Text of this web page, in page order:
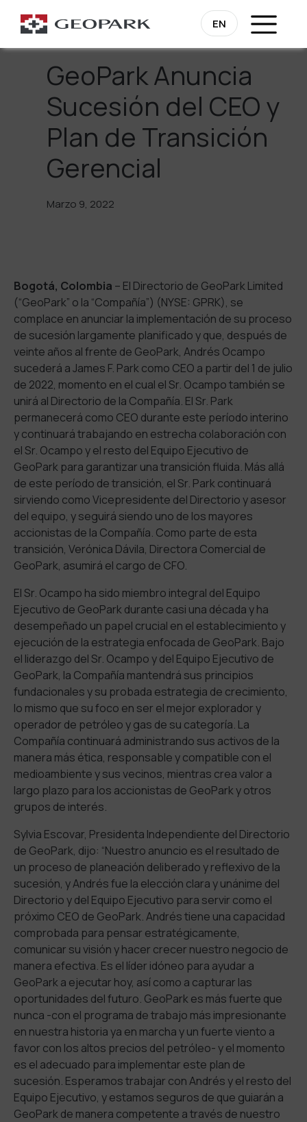
EN
Regresa
GeoPark Anuncia
Sucesión del CEO y
Plan de Transición
Gerencial
Marzo 9, 2022
Bogotá, Colombia – El Directorio de GeoPark Limited
(“GeoPark” o la “Compañía”) (NYSE: GPRK), se
complace en anunciar la implementación de su proceso
de sucesión largamente planificado y que, después de
veinte años al frente de GeoPark, Andrés Ocampo
sucederá a James F. Park como CEO a partir del 1 de julio
de 2022, momento en el cual el Sr. Ocampo también se
unirá al Directorio de la Compañía. El Sr. Park
permanecerá como CEO durante este período interino
y continuará trabajando en estrecha colaboración con
el Sr. Ocampo y el resto del Equipo Ejecutivo de
GeoPark para garantizar una transición fluida. Más allá
de este período de transición, el Sr. Park continuará
sirviendo como Vicepresidente del Directorio y asesor
del equipo, y seguirá siendo uno de los mayores
accionistas de la Compañía. Como parte de esta
transición, Verónica Dávila, Directora Comercial de
GeoPark, asumirá el cargo de CFO.
El Sr. Ocampo ha sido miembro integral del Equipo
Ejecutivo de GeoPark durante casi una década y ha
desempeñado un papel crucial en el establecimiento y
ejecución de la estrategia enfocada de GeoPark. Bajo
el liderazgo del Sr. Ocampo y del Equipo Ejecutivo de
GeoPark, la Compañía mantendrá sus principios
fundacionales y su probada estrategia de crecimiento,
lo mismo que su foco en ser el mejor explorador y
operador de petróleo y gas de su categoría. La
Compañía continuará administrando sus activos de la
manera más ética, responsable y compatible con el
medioambiente y sus vecinos, mientras crea valor a
largo plazo para los accionistas de GeoPark y otros
grupos de interés.
Sylvia Escovar, Presidenta Independiente del Directorio
de GeoPark, dijo: “Nuestro anuncio es el resultado de
un proceso de planeación deliberado y reflexivo de la
sucesión, y Andrés fue la elección clara y unánime del
Directorio y del Equipo Ejecutivo para servir como el
próximo CEO de GeoPark. Andrés tiene una capacidad
comprobada para pensar estratégicamente,
comunicar su visión y hacer crecer nuestro negocio de
manera efectiva. Es el líder idóneo para ayudar a
GeoPark a ejecutar hoy, así como a capturar las
oportunidades del futuro. GeoPark es más fuerte que
nunca -con el programa de trabajo más impresionante
en nuestra historia ya en marcha y un fuerte viento a
favor con los altos precios del petróleo- y el momento
es el adecuado para implementar este plan de
sucesión. Esperamos trabajar con Andrés y el resto del
Equipo Ejecutivo, y estamos seguros de que guiarán a
GeoPark de manera competente a través de nuestro